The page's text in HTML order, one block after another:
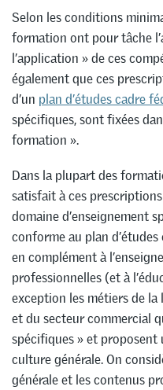
Selon les conditions
formation ont pour tâche
l’application » de ces
également que ces
d’un plan d’études cadre
spécifiques, sont fixées
formation ».
Dans la plupart des
satisfait à ces
domaine d’enseignement
conforme au plan
en complément à
professionnelles (et à
exception les métiers de
et du secteur commercial
spécifiques » et
culture générale. On
générale et les contenus